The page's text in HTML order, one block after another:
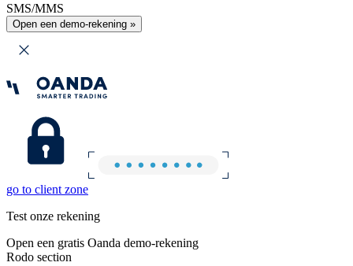
SMS/MMS
Open een demo-rekening »
go to client zone
Test onze rekening
Open een gratis Oanda demo-rekening
Rodo section